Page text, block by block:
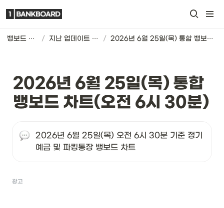
뱅보드 차트 / 지난 업데이트 기록 / 2026년 6월 25일(목) 통합 뱅보드 차트(오전 6시 30분)
2026년 6월 25일(목) 통합
뱅보드 차트(오전 6시 30분)
2026년 6월 25일(목) 오전 6시 30분 기준 정기
예금 및 파킹통장 뱅보드 차트
광고